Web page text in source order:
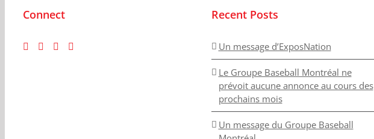
Connect Recent Posts
Un message d’ExposNation
Le Groupe Baseball Montréal ne
prévoit aucune annonce au cours des
prochains mois
Un message du Groupe Baseball